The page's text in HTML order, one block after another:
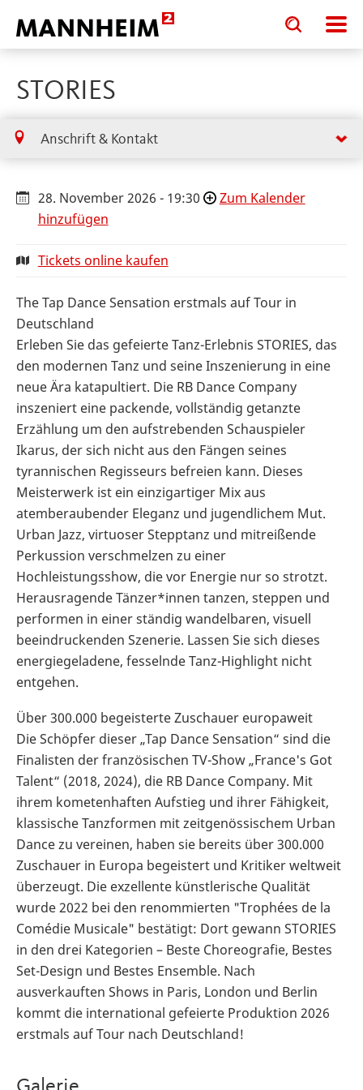
Toggle
search
input
Toggle
search
input
STORIES
Anschrift & Kontakt
28. November 2026 - 19:30
Zum Kalender
hinzufügen
Tickets online kaufen
The Tap Dance Sensation erstmals auf Tour in
Deutschland
Erleben Sie das gefeierte Tanz-Erlebnis STORIES, das
den modernen Tanz und seine Inszenierung in eine
neue Ära katapultiert. Die RB Dance Company
inszeniert eine packende, vollständig getanzte
Erzählung um den aufstrebenden Schauspieler
Ikarus, der sich nicht aus den Fängen seines
tyrannischen Regisseurs befreien kann. Dieses
Meisterwerk ist ein einzigartiger Mix aus
atemberaubender Eleganz und jugendlichem Mut.
Urban Jazz, virtuoser Stepptanz und mitreißende
Perkussion verschmelzen zu einer
Hochleistungsshow, die vor Energie nur so strotzt.
Herausragende Tänzer*innen tanzen, steppen und
performen in einer ständig wandelbaren, visuell
beeindruckenden Szenerie. Lassen Sie sich dieses
energiegeladene, fesselnde Tanz-Highlight nicht
entgehen.
Über 300.000 begeisterte Zuschauer europaweit
Die Schöpfer dieser „Tap Dance Sensation“ sind die
Finalisten der französischen TV-Show „France's Got
Talent“ (2018, 2024), die RB Dance Company. Mit
ihrem kometenhaften Aufstieg und ihrer Fähigkeit,
klassische Tanzformen mit zeitgenössischem Urban
Dance zu vereinen, haben sie bereits über 300.000
Zuschauer in Europa begeistert und Kritiker weltweit
überzeugt. Die exzellente künstlerische Qualität
wurde 2022 bei den renommierten "Trophées de la
Comédie Musicale" bestätigt: Dort gewann STORIES
in den drei Kategorien – Beste Choreografie, Bestes
Set-Design und Bestes Ensemble. Nach
ausverkauften Shows in Paris, London und Berlin
kommt die international gefeierte Produktion 2026
erstmals auf Tour nach Deutschland!